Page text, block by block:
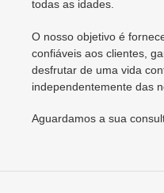
todas as idades.
O nosso objetivo é
confiáveis aos clientes,
desfrutar de uma vida
independentemente das
Aguardamos a sua